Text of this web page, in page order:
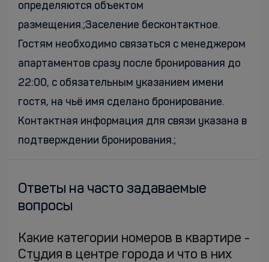
определяются объектом
размещения.;Заселение бесконтактное.
Гостям необходимо связаться с менеджером
апартаментов сразу после бронирования до
22:00, с обязательным указанием имени
гостя, на чьё имя сделано бронирование.
Контактная информация для связи указана в
подтверждении бронирования.;
Ответы на часто задаваемые
вопросы
Какие категории номеров в квартире -
Студия в центре города и что в них